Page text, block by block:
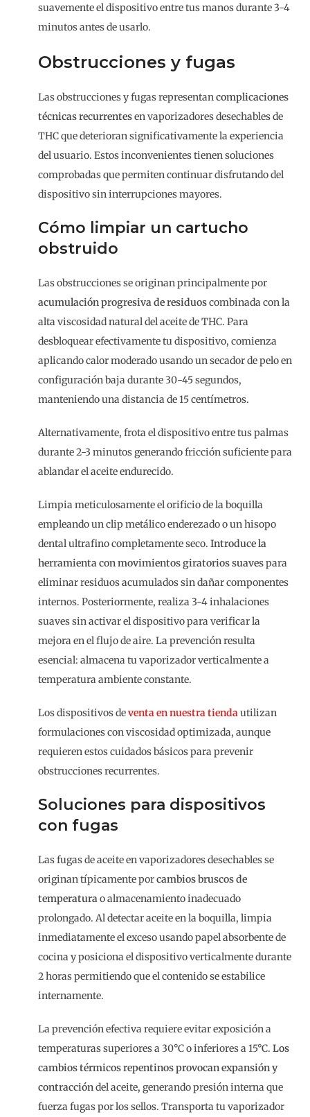
suavemente el dispositivo entre tus manos durante 3-4
minutos antes de usarlo.
Obstrucciones y fugas
Las obstrucciones y fugas representancomplicaciones
técnicas recurrentesen vaporizadores desechables de
THC que deterioran significativamente la experiencia
del usuario. Estos inconvenientes tienen soluciones
comprobadas que permiten continuar disfrutando del
dispositivo sin interrupciones mayores.
Cómo limpiar un cartucho
obstruido
Las obstrucciones se originan principalmente por
acumulación progresiva de residuoscombinada con la
alta viscosidad natural del aceite de THC. Para
desbloquear efectivamente tu dispositivo, comienza
aplicando calor moderado usando un secador de pelo en
configuración baja durante 30-45 segundos,
manteniendo una distancia de 15 centímetros.
Alternativamente, frota el dispositivo entre tus palmas
durante 2-3 minutos generando fricción suficiente para
ablandar el aceite endurecido.
Limpia meticulosamente el orificio de la boquilla
empleando un clip metálico enderezado o un hisopo
dental ultrafino completamente seco. Introduce la
herramienta con movimientos giratorios suavespara
eliminar residuos acumulados sin dañar componentes
internos. Posteriormente, realiza 3-4 inhalaciones
suaves sin activar el dispositivo para verificar la
mejora en el flujo de aire. La prevención resulta
esencial: almacena tu vaporizador verticalmente a
temperatura ambiente constante.
Los dispositivos deventa en nuestra tiendautilizan
formulaciones con viscosidad optimizada, aunque
requieren estos cuidados básicos para prevenir
obstrucciones recurrentes.
Soluciones para dispositivos
con fugas
Las fugas de aceite en vaporizadores desechables se
originan típicamente porcambios bruscos de
temperaturao almacenamiento inadecuado
prolongado. Al detectar aceite en la boquilla, limpia
inmediatamente el exceso usando papel absorbente de
cocina y posiciona el dispositivo verticalmente durante
2 horas permitiendo que el contenido se estabilice
internamente.
La prevención efectiva requiere evitar exposición a
temperaturas superiores a 30°C o inferiores a 15°C. Los
cambios térmicos repentinos provocan expansión y
contraccióndel aceite, generando presión interna que
fuerza fugas por los sellos. Transporta tu vaporizador